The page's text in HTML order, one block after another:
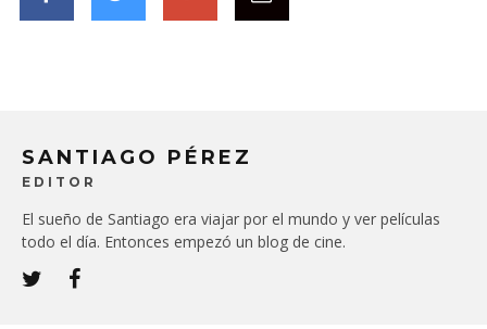
SANTIAGO PÉREZ
EDITOR
El sueño de Santiago era viajar por el mundo y ver películas
todo el día. Entonces empezó un blog de cine.